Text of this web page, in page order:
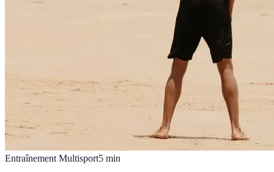
Entraînement Multisport5 min